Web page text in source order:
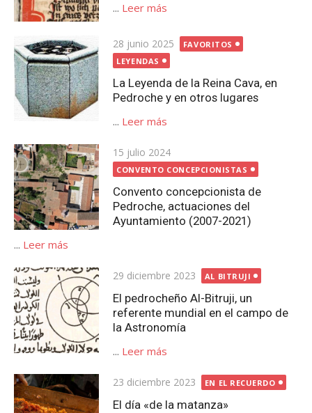
... Leer más
Publicada
el
28 junio 2025
FAVORITOS
LEYENDAS
La Leyenda de la Reina Cava, en
Pedroche y en otros lugares
... Leer más
Publicada
el
15 julio 2024
CONVENTO CONCEPCIONISTAS
Convento concepcionista de
Pedroche, actuaciones del
Ayuntamiento (2007-2021)
... Leer más
Publicada
el
29 diciembre 2023 AL BITRUJI
El pedrocheño Al-Bitruji, un
referente mundial en el campo de
la Astronomía
... Leer más
Publicada
el
23 diciembre 2023 EN EL RECUERDO
El día «de la matanza»